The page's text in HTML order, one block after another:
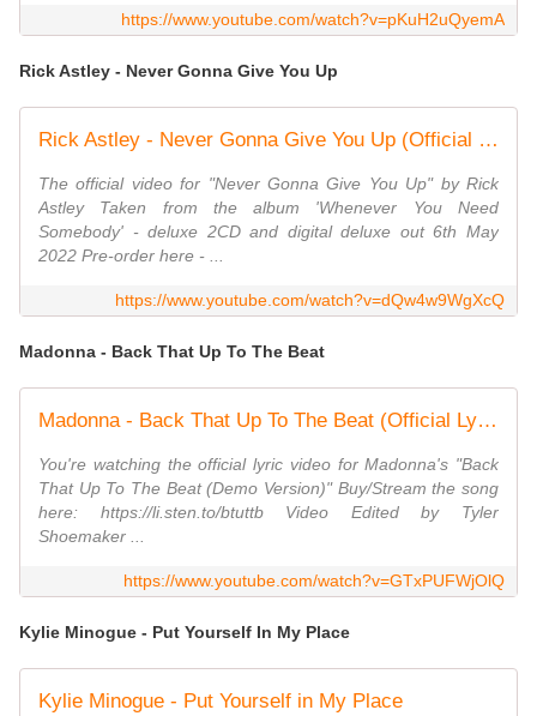
https://www.youtube.com/watch?v=pKuH2uQyemA
Rick Astley - Never Gonna Give You Up
Rick Astley - Never Gonna Give You Up (Official Music Video)
The official video for "Never Gonna Give You Up" by Rick
Astley Taken from the album 'Whenever You Need
Somebody' - deluxe 2CD and digital deluxe out 6th May
2022 Pre-order here - ...
https://www.youtube.com/watch?v=dQw4w9WgXcQ
Madonna - Back That Up To The Beat
Madonna - Back That Up To The Beat (Official Lyric Video)
You're watching the official lyric video for Madonna's "Back
That Up To The Beat (Demo Version)" Buy/Stream the song
here: https://li.sten.to/btuttb Video Edited by Tyler
Shoemaker ...
https://www.youtube.com/watch?v=GTxPUFWjOlQ
Kylie Minogue - Put Yourself In My Place
Kylie Minogue - Put Yourself in My Place